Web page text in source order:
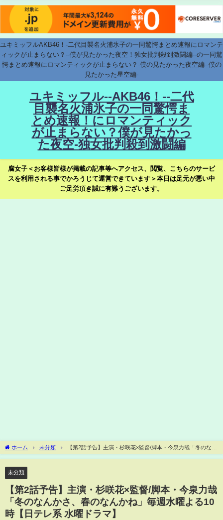
ユキミッフルAKB46！-二代目襲名火浦氷子の一同驚愕まとめ速報にロマンテ
ィックが止まらない？--僕が見たかった夜空！独女批判殺到激闘編--の一同驚
愕まとめ速報にロマンティックが止まらない？-僕の見たかった夜空編--僕の
見たかった星空編-
ユキミッフル--AKB46！--二代
目襲名火浦氷子の一同驚愕ま
とめ速報！にロマンティック
が止まらない？僕が見たかっ
た夜空-独女批判殺到激闘編
腐女子＜お客様皆様が掲載の記事等へアクセス、閲覧、こちらのサービ
スを利用される事でかろうじて運営できています＞本日は足元が悪い中
ご足労頂き誠に有難うございます。
ホーム 未分類
【第2話予告】主演・杉咲花×監督/脚本・今泉力哉「冬のなん
かさ、春のなんかね」毎週水曜よる10時【日テレ系 水曜ドラマ】
未分類
【第2話予告】主演・杉咲花×監督/脚本・今泉力哉
「冬のなんかさ、春のなんかね」毎週水曜よる10
時【日テレ系 水曜ドラマ】